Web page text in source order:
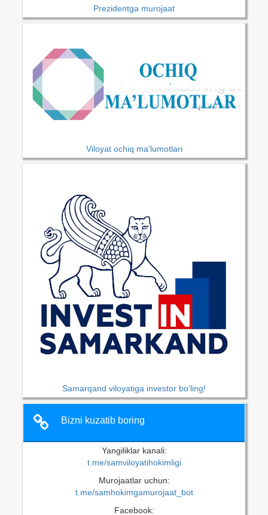
Prezidentga murojaat
Viloyat ochiq ma'lumotlari
Samarqand viloyatiga investor bo‘ling!
Bizni kuzatib boring
Yangiliklar kanali:
t.me/samviloyatihokimligi
Murojaatlar uchun:
t.me/samhokimgamurojaat_bot
Facebook: